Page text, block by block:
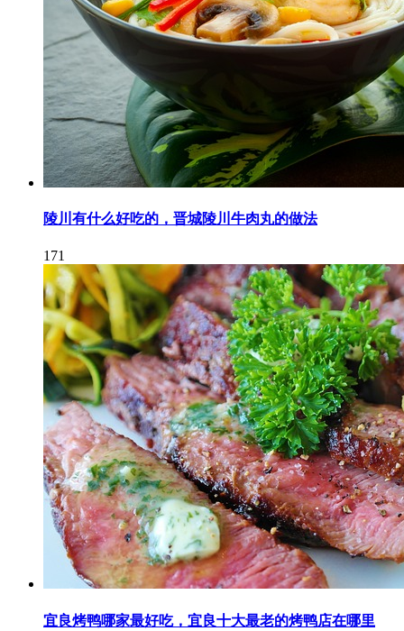
陵川有什么好吃的，晋城陵川牛肉丸的做法
171
宜良烤鸭哪家最好吃，宜良十大最老的烤鸭店在哪里